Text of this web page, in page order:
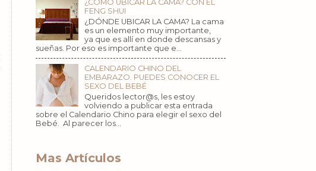
¿CÓMO UBICAR LA CAMA? CON EL
FENG SHUI
¿DÓNDE UBICAR LA CAMA? La cama
es un elemento muy importante,
ya que es allí en donde descansas y
sueñas. Por eso es importante que e...
CALENDARIO CHINO DEL
EMBARAZO. PUEDES CONOCER EL
SEXO DEL BEBÉ
Queridos lector@s, les estoy
volviendo a publicar esta entrada
sobre el Calendario Chino para elegir el sexo del
Bebé. Al parecer los...
Mas Artículos